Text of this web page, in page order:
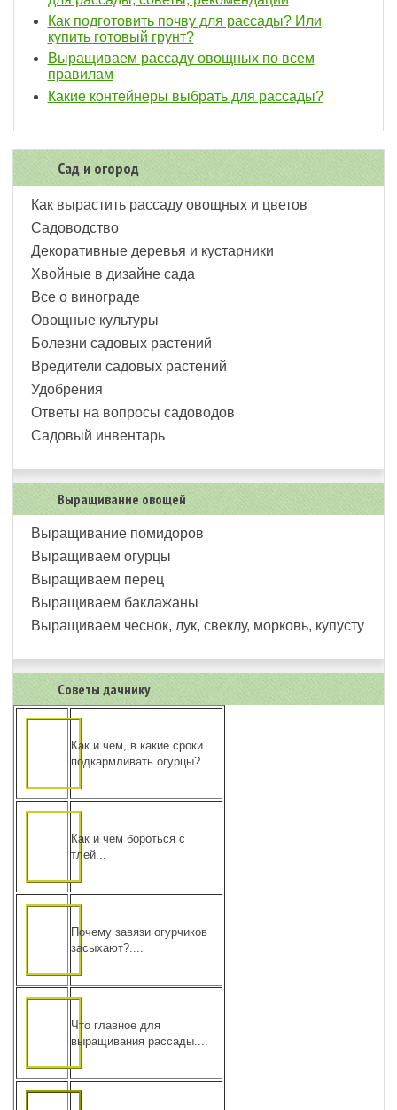
Как подготовить почву для рассады? Или
купить готовый грунт?
Выращиваем рассаду овощных по всем
правилам
Какие контейнеры выбрать для рассады?
Сад и огород
Как вырастить рассаду овощных и цветов
Садоводство
Декоративные деревья и кустарники
Хвойные в дизайне сада
Все о винограде
Овощные культуры
Болезни садовых растений
Вредители садовых растений
Удобрения
Ответы на вопросы садоводов
Садовый инвентарь
Выращивание овощей
Выращивание помидоров
Выращиваем огурцы
Выращиваем перец
Выращиваем баклажаны
Выращиваем чеснок, лук, свеклу, морковь, купусту
Советы дачнику
Как и чем, в какие сроки
подкармливать огурцы?
Как и чем бороться с
тлей...
Почему завязи огурчиков
засыхают?....
Что главное для
выращивания рассады....